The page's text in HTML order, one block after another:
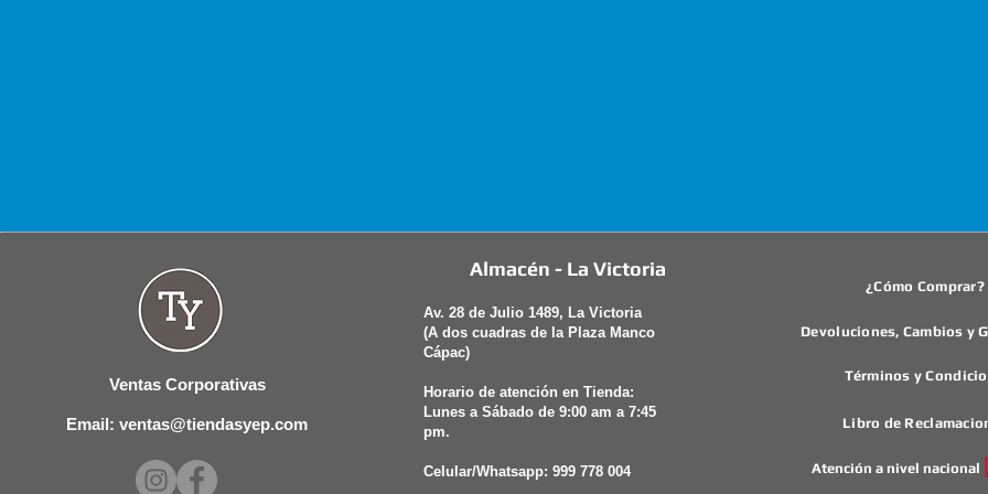
Ventas Corporativas
Email: ventas@tiendasyep.com
Almacén - La Victoria
Av. 28 de Julio 1489, La Victoria
(A dos cuadras de la Plaza Manco
Cápac)
Horario de atención en Tienda:
Lunes a Sábado de 9:00 am a 7:45
pm.
Celular/Whatsapp: 999 778 004
¿Cómo Comprar?
Devoluciones, Cambios y
Términos y
Libro de
Atención a nivel nacional